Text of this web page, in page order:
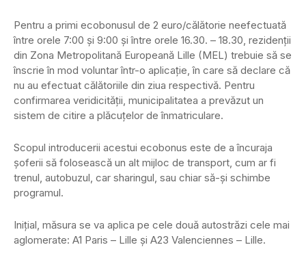
Pentru a primi ecobonusul de 2 euro/călătorie neefectuată
între orele 7:00 și 9:00 și între orele 16.30. – 18.30, rezidenții
din Zona Metropolitană Europeană Lille (MEL) trebuie să se
înscrie în mod voluntar într-o aplicație, în care să declare că
nu au efectuat călătoriile din ziua respectivă. Pentru
confirmarea veridicității, municipalitatea a prevăzut un
sistem de citire a plăcuțelor de înmatriculare.
Scopul introducerii acestui ecobonus este de a încuraja
șoferii să folosească un alt mijloc de transport, cum ar fi
trenul, autobuzul, car sharingul, sau chiar să-și schimbe
programul.
Inițial, măsura se va aplica pe cele două autostrăzi cele mai
aglomerate: A1 Paris – Lille și A23 Valenciennes – Lille.